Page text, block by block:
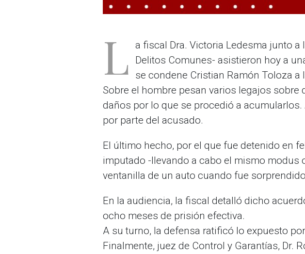
L a fiscal Dra. Victoria Ledesma junto
Delitos Comunes- asistieron hoy a
se condene Cristian Ramón Toloza
Sobre el hombre pesan varios legajos
daños por lo que se procedió a
por parte del acusado.
El último hecho, por el que fue detenido en
imputado -llevando a cabo el mismo
ventanilla de un auto cuando fue
En la audiencia, la fiscal detalló dicho
ocho meses de prisión efectiva.
A su turno, la defensa ratificó lo expuesto
Finalmente, juez de Control y Garantías, Dr.